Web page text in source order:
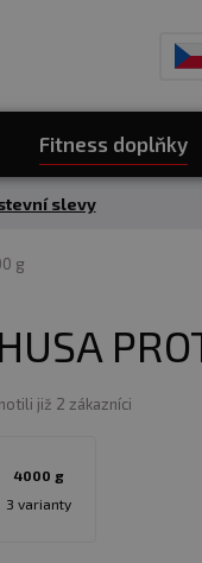
Fitness doplňky
slevy
g
již 2 zákazníci
4000 g
3 varianty